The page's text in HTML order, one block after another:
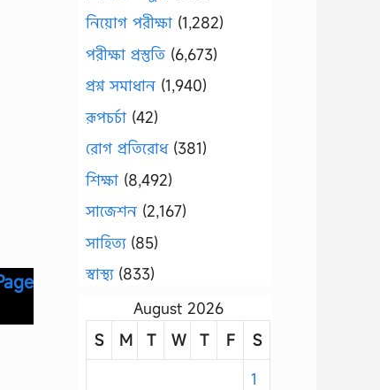
নিয়োগ পরীক্ষা (1,282)
পরীক্ষা প্রস্তুতি (6,673)
প্রশ্ন সমাধান (1,940)
রূপচর্চা (42)
রোগ প্রতিরোধ(381)
শিক্ষা (8,492)
সাজেশন (2,167)
সাহিত্য(85)
স্বাস্থ্য(833)
August 2026
S
M T W T F
S
1